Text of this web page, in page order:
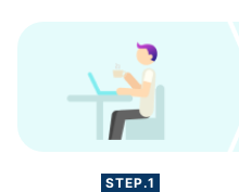
STEP.1